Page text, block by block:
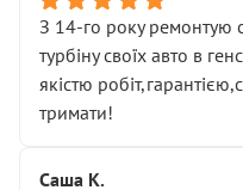
З 14-го року ремонтую
турбіну своїх авто в
якістю
тримати!
Саша К.